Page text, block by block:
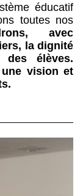
éducatif
toutes nos
avec
la dignité
élèves.
une vision et